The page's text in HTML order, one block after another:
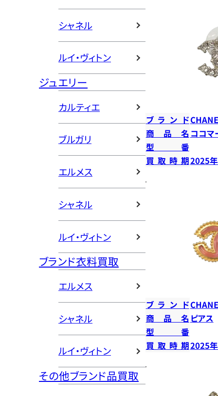
シャネル
ルイ・ヴィトン
ジュエリー
カルティエ
ブルガリ
エルメス
シャネル
ルイ・ヴィトン
ブランド衣料買取
エルメス
シャネル
ルイ・ヴィトン
その他ブランド品買取
ブランド
商品名 ココ
型番
買取時期2025
ブランド
商品名 ピアス
型番
買取時期2025